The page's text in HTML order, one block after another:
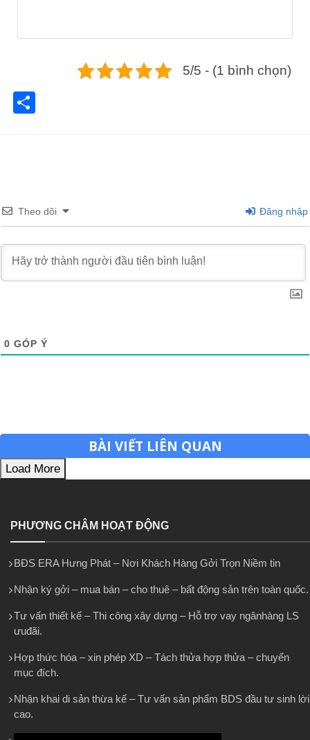
5/5 - (1 bình chọn)
Theo dõi Đăng nhập
0 GÓP Ý
BÀI VIẾT LIÊN QUAN
Load More
PHƯƠNG CHÂM HOẠT ĐỘNG
BĐS ERA Hưng Phát – Nơi Khách Hàng Gởi Trọn Niềm tin
Nhận ký gởi – mua bán – cho thuê – bất động sản trên toàn quốc.
Tư vấn thiết kế – Thi công xây dựng – Hỗ trợ vay ngânhàng LS
ưuđãi.
Hợp thức hóa – xin phép XD – Tách thửa hợp thửa – chuyển
mục đích.
Nhận khai di sản thừa kế – Tư vấn sản phẩm BDS đầu tư sinh lời
cao.